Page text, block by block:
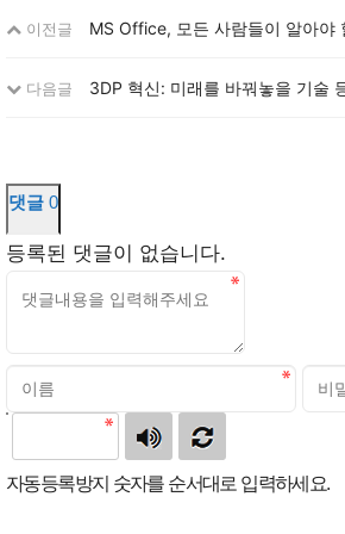
이전글 MS Office, 모든 사람들이 알아야
다음글 3DP 혁신: 미래를 바꿔놓을 기술
댓글 0
등록된 댓글이 없습니다.
자동등록방지 숫자를 순서대로 입력하세요.